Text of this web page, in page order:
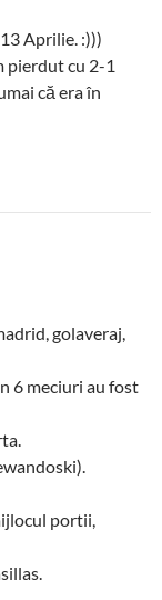
Aprilie. :)))
pierdut cu 2-1
că era în
golaveraj,
6 meciuri au fost
portii,